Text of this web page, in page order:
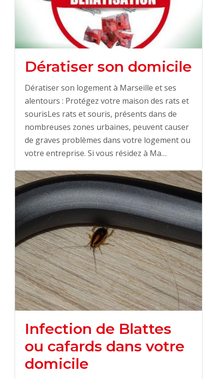
Dératiser son domicile
Dératiser son logement à Marseille et ses
alentours : Protégez votre maison des rats et
sourisLes rats et souris, présents dans de
nombreuses zones urbaines, peuvent causer
de graves problèmes dans votre logement ou
votre entreprise. Si vous résidez à Ma…
Infection de Blattes
ou cafards dans votre
domicile